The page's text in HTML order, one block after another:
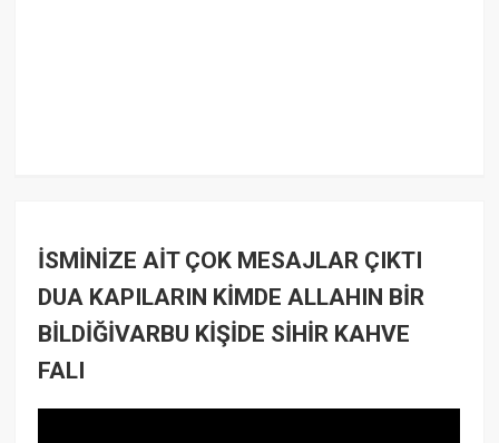
İSMİNİZE AİT ÇOK MESAJLAR ÇIKTI
DUA KAPILARIN KİMDE ALLAHIN BİR
BİLDİĞİVARBU KİŞİDE SİHİR KAHVE
FALI